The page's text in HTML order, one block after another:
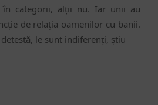
de relația oamenilor cu banii.
le sunt indiferenți, știu